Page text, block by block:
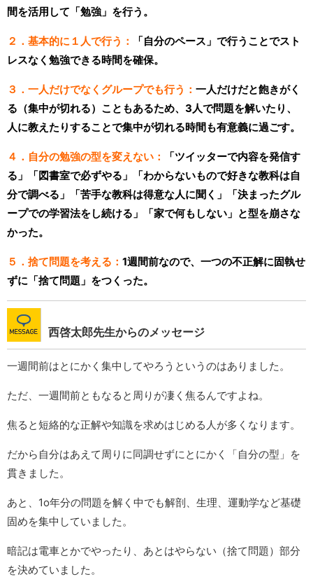
間を活用して「勉強」を行う。
２．基本的に１人で行う：
「自分のペース」で行うことでスト
レスなく勉強できる時間を確保。
３．一人だけでなくグループでも行う： 一人だけだと飽きがく
る（集中が切れる）こともあるため、3人で問題を解いたり、
人に教えたりすることで集中が切れる時間も有意義に過ごす。
４．自分の勉強の型を変えない：
「ツイッターで内容を発信す
る」「図書室で必ずやる」「わからないもので好きな教科は自
分で調べる」「苦手な教科は得意な人に聞く」「決まったグル
ープでの学習法をし続ける」「家で何もしない」と型を崩さな
かった。
５．捨て問題を考える： 1週間前なので、一つの不正解に固執せ
ずに「捨て問題」をつくった。
西啓太郎先生からのメッセージ
一週間前はとにかく集中してやろうというのはありました。
ただ、一週間前ともなると周りが凄く焦るんですよね。
焦ると短絡的な正解や知識を求めはじめる人が多くなります。
だから自分はあえて周りに同調せずにとにかく「自分の型」を
貫きました。
あと、1o年分の問題を解く中でも解剖、生理、運動学など基礎
固めを集中していました。
暗記は電車とかでやったり、あとはやらない（捨て問題）部分
を決めていました。